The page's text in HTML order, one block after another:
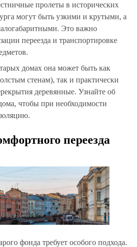
пролеты в исторических
могут быть узкими и крутыми, а
Это важно
переезда и транспортировке
домах она может быть как
стенам), так и практически
деревянные. Узнайте об
чтобы при необходимости
переезда
фонда требует особого подхода.